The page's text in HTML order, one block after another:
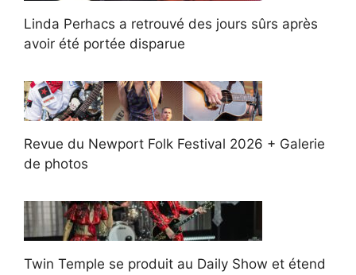
Linda Perhacs a retrouvé des jours sûrs après
avoir été portée disparue
Revue du Newport Folk Festival 2026 + Galerie
de photos
Twin Temple se produit au Daily Show et étend